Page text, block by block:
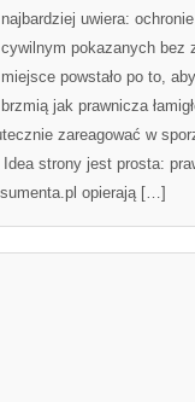
najbardziej uwiera:
cywilnym pokazanych bez
miejsce powstało po to,
brzmią jak prawnicza
zareagować w
strony jest prosta:
opierają […]